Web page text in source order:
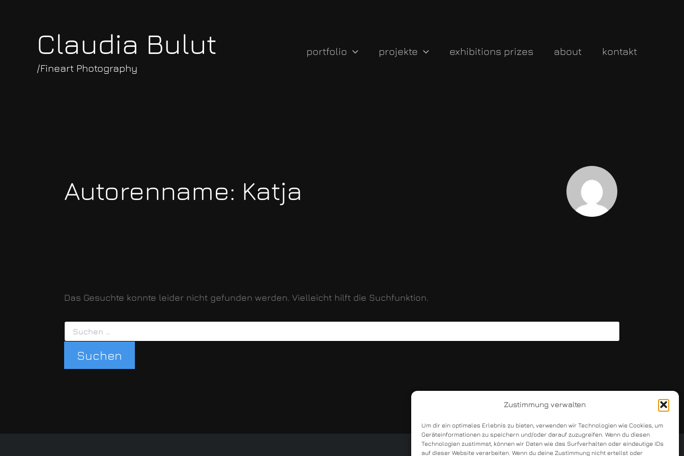
Zustimmung verwalten
Um dir ein optimales Erlebnis zu bieten, verwenden wir Technologien wie Cookies, um
Geräteinformationen zu speichern und/oder darauf zuzugreifen. Wenn du diesen
Technologien zustimmst, können wir Daten wie das Surfverhalten oder eindeutige IDs
auf dieser Website verarbeiten. Wenn du deine Zustimmung nicht erteilst oder
Claudia Bulut
/Fineart Photography
portfolio projekte exhibitions prizes about kontakt
Autorenname: Katja
Das Gesuchte konnte leider nicht gefunden werden. Vielleicht hilft die Suchfunktion.
Suchen
nach: